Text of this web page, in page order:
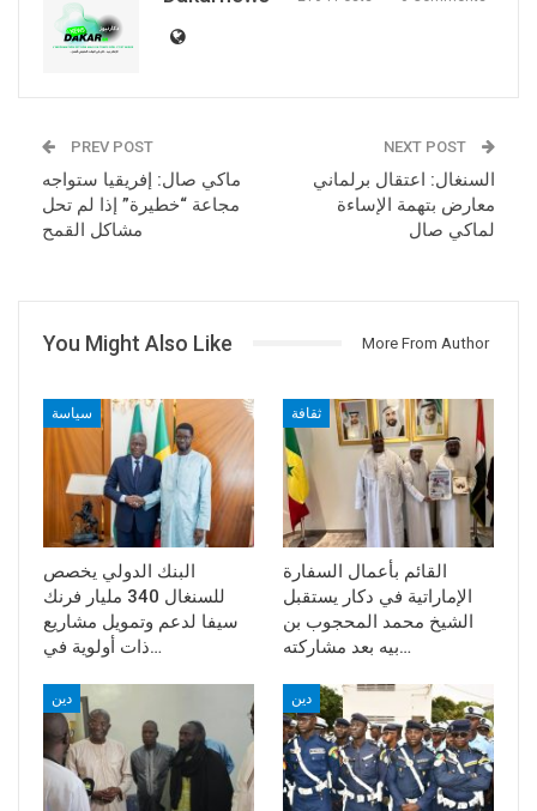
PREV POST
ماكي صال: إفريقيا ستواجه
مجاعة “خطيرة” إذا لم تحل
مشاكل القمح
NEXT POST
السنغال: اعتقال برلماني
معارض بتهمة الإساءة
لماكي صال
You Might Also Like More From Author
سياسة
البنك الدولي يخصص
للسنغال 340 مليار فرنك
سيفا لدعم وتمويل مشاريع
ذات أولوية في…
ثقافة
القائم بأعمال السفارة
الإماراتية في دكار يستقبل
الشيخ محمد المحجوب بن
بيه بعد مشاركته…
دين دين